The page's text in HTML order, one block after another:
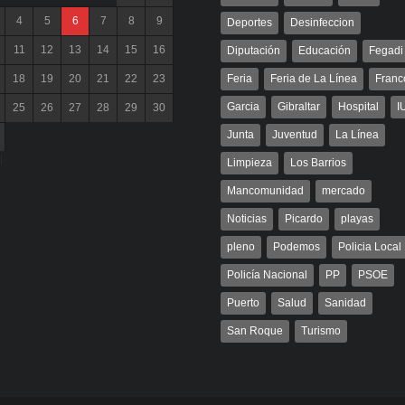
4 5 6 7 8 9
11 12 13 14 15 16
18 19 20 21 22 23
25 26 27 28 29 30
Deportes Desinfeccion
Diputación Educación Fegadi
Feria Feria de La Línea
Garcia Gibraltar Hospital
Junta Juventud La Línea
Limpieza Los Barrios
Mancomunidad mercado
Noticias Picardo playas
pleno Podemos Policia Local
Policía Nacional PP PSOE
Puerto Salud Sanidad
San Roque Turismo